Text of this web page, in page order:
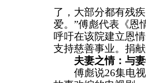
了，大部分都有残
爱。”傅彪代表《恩
呼吁在该院建立恩
支持慈善事业。捐
夫妻之情：与
傅彪说26集电视